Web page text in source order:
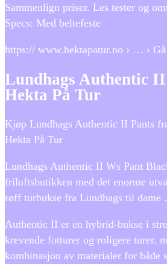
Sammenlign priser. Les tester og
Specs: Med beltefeste
https:// www.hektapatur.no › … ›
Lundhags Authentic II
Hekta På Tur
Kjøp Lundhags Authentic II Pants
Hekta På Tur
Lundhags Authentic II Ws Pant
friluftsbutikken med det enorme
røff turbukse fra Lundhags til
Authentic II er en hybrid-bukse i
krevende fotturer og roligere turer.
kombinasjon av materialer for både